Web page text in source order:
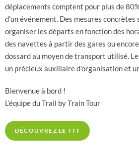
déplacements comptent pour plus de
d’un événement. Des mesures
organiser les départs en fonction des
des navettes à partir des gares ou
dossard au moyen de transport utilisé.
un précieux auxiliaire d’organisation et
Bienvenue à bord !
L’équipe du Trail by Train Tour
DÉCOUVREZ LE TTT